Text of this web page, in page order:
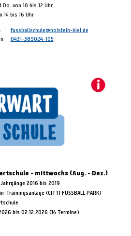
Do. von 10 bis 12 Uhr
14 bis 16 Uhr
fussballschule@holstein-kiel.de
0431-389024-105
- mittwochs (Aug. - Dez.)
2016 bis 2019
Trainingsanlage (CITTI FUSSBALL PARK)
bis 02.12.2026 (14 Termine)